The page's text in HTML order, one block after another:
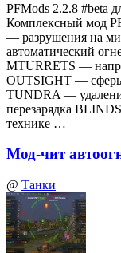
PFMods 2.2.8 #beta
Комплексный мод
— разрушения на
автоматический
MTURRETS —
OUTSIGHT —
TUNDRA —
перезарядка
технике …
Мод-чит
@ Танки